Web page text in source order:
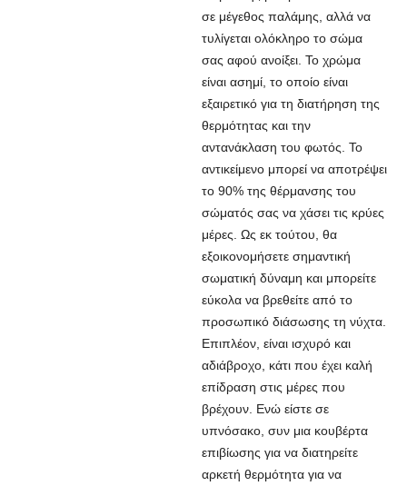
σε μέγεθος παλάμης, αλλά να
τυλίγεται ολόκληρο το σώμα
σας αφού ανοίξει. Το χρώμα
είναι ασημί, το οποίο είναι
εξαιρετικό για τη διατήρηση της
θερμότητας και την
αντανάκλαση του φωτός. Το
αντικείμενο μπορεί να αποτρέψει
το 90% της θέρμανσης του
σώματός σας να χάσει τις κρύες
μέρες. Ως εκ τούτου, θα
εξοικονομήσετε σημαντική
σωματική δύναμη και μπορείτε
εύκολα να βρεθείτε από το
προσωπικό διάσωσης τη νύχτα.
Επιπλέον, είναι ισχυρό και
αδιάβροχο, κάτι που έχει καλή
επίδραση στις μέρες που
βρέχουν. Ενώ είστε σε
υπνόσακο, συν μια κουβέρτα
επιβίωσης για να διατηρείτε
αρκετή θερμότητα για να